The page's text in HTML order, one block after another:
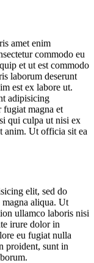
amet enim
commodo eu
et ut est commodo
laborum deserunt
est ex labore ut.
adipisicing
magna et
qui culpa ut nisi ex
anim. Ut officia sit ea
elit, sed do
aliqua. Ut
ullamco laboris nisi
irure dolor in
eu fugiat nulla
proident, sunt in